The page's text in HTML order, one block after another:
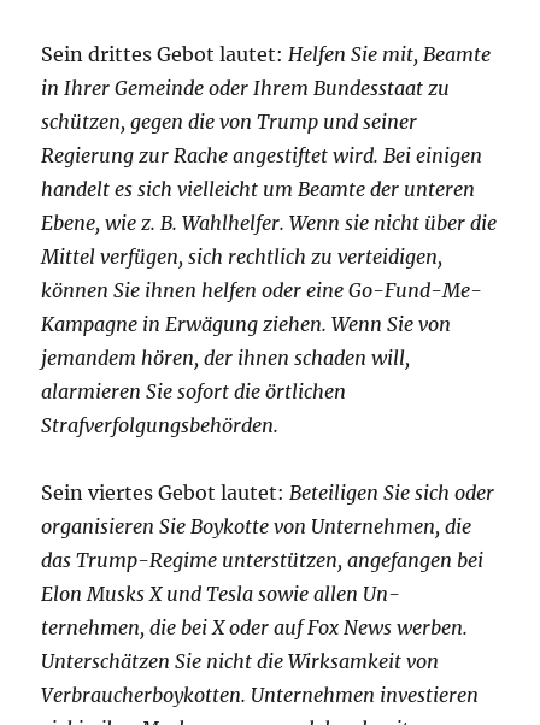
Sein drittes Gebot lautet: Helfen Sie mit, Beamte
in Ihrer Gemeinde oder Ihrem Bundesstaat zu
schützen, gegen die von Trump und seiner
Regierung zur Rache angestiftet wird. Bei einigen
handelt es sich vielleicht um Beamte der unteren
Ebene, wie z. B. Wahlhelfer. Wenn sie nicht über die
Mittel verfügen, sich rechtlich zu verteidigen,
können Sie ihnen helfen oder eine Go-Fund-Me-
Kampagne in Erwägung ziehen. Wenn Sie von
jemandem hören, der ihnen schaden will,
alarmieren Sie sofort die örtlichen
Strafverfolgungsbehörden.
Sein viertes Gebot lautet: Beteiligen Sie sich oder
organisieren Sie Boykotte von Unternehmen, die
das Trump-Regime unterstützen, angefangen bei
Elon Musks X und Tesla sowie allen Un-
ternehmen, die bei X oder auf Fox News werben.
Unterschätzen Sie nicht die Wirksamkeit von
Verbraucherboykotten. Unternehmen investieren